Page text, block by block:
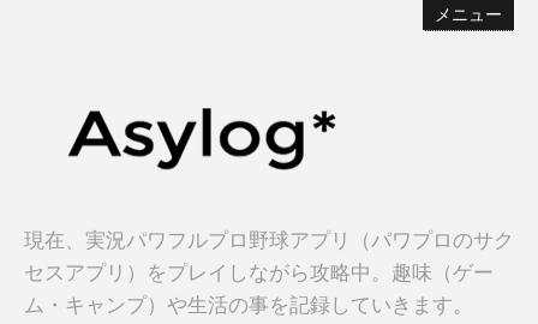
メニュー
現在、実況パワフルプロ野球アプリ（パワプロのサク
セスアプリ）をプレイしながら攻略中。趣味（ゲー
ム・キャンプ）や生活の事を記録していきます。